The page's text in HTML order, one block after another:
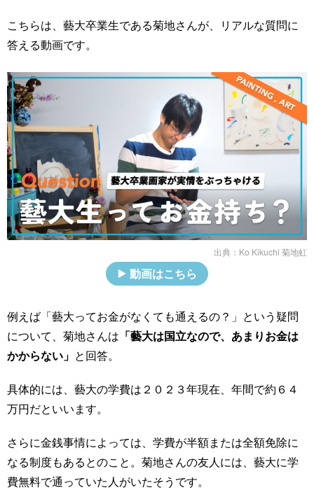
こちらは、藝大卒業生である菊地さんが、リアルな質問に
答える動画です。
出典： Ko Kikuchi 菊地虹
動画はこちら
例えば「藝大ってお金がなくても通えるの？」という疑問
について、菊地さんは 「藝大は国立なので、あまりお金は
かからない」 と回答。
具体的には、藝大の学費は２０２３年現在、年間で約６４
万円だといいます。
さらに金銭事情によっては、学費が半額または全額免除に
なる制度もあるとのこと。菊地さんの友人には、藝大に学
費無料で通っていた人がいたそうです。